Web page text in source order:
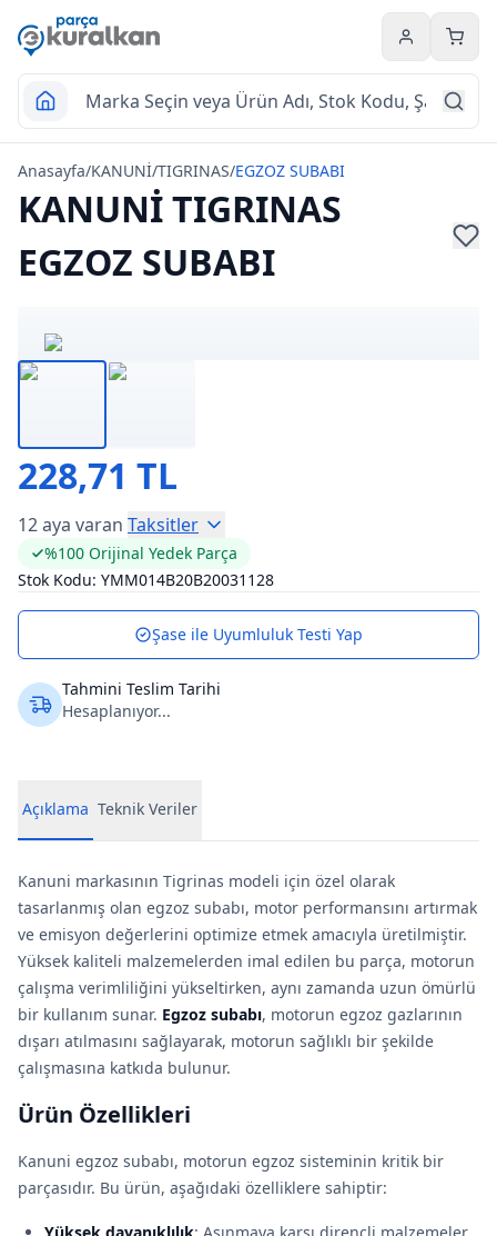
Hesabım
Anasayfa/KANUNİ/TIGRINAS/EGZOZ SUBABI
KANUNİ TIGRINAS
EGZOZ SUBABI
228,71 TL
12 aya varan Taksitler
%100 Orijinal Yedek Parça
Stok Kodu: YMM014B20B20031128
Şase ile Uyumluluk Testi Yap
Tahmini Teslim Tarihi
Hesaplanıyor...
Açıklama Teknik Veriler
Kanuni markasının Tigrinas modeli için özel olarak
tasarlanmış olan egzoz subabı, motor performansını artırmak
ve emisyon değerlerini optimize etmek amacıyla üretilmiştir.
Yüksek kaliteli malzemelerden imal edilen bu parça, motorun
çalışma verimliliğini yükseltirken, aynı zamanda uzun ömürlü
bir kullanım sunar. Egzoz subabı, motorun egzoz gazlarının
dışarı atılmasını sağlayarak, motorun sağlıklı bir şekilde
çalışmasına katkıda bulunur.
Ürün Özellikleri
Kanuni egzoz subabı, motorun egzoz sisteminin kritik bir
parçasıdır. Bu ürün, aşağıdaki özelliklere sahiptir: